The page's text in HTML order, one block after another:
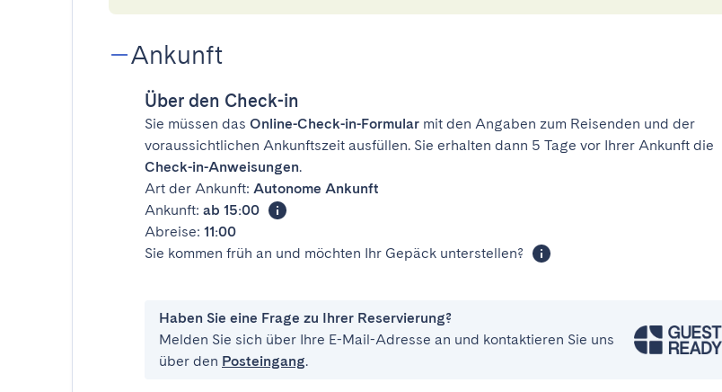
Ankunft
Über den Check-in
Sie müssen das Online-Check-in-Formular mit den Angaben zum Reisenden und der
voraussichtlichen Ankunftszeit ausfüllen. Sie erhalten dann 5 Tage vor Ihrer Ankunft die
Check-in-Anweisungen.
Art der Ankunft: Autonome Ankunft
Ankunft: ab 15:00
Abreise: 11:00
Sie kommen früh an und möchten Ihr Gepäck unterstellen?
Haben Sie eine Frage zu Ihrer Reservierung?
Melden Sie sich über Ihre E-Mail-Adresse an und kontaktieren Sie uns
über den Posteingang.